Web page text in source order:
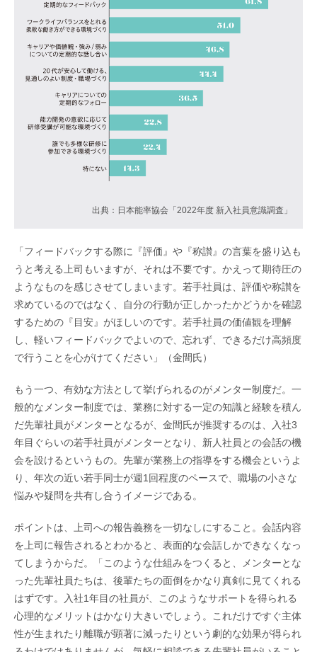
出典：日本能率協会「2022年度 新入社員意識調査」
「フィードバックする際に『評価』や『称讃』の言葉を盛り込も
うと考える上司もいますが、それは不要です。かえって期待圧の
ようなものを感じさせてしまいます。若手社員は、評価や称讃を
求めているのではなく、自分の行動が正しかったかどうかを確認
するための『目安』がほしいのです。若手社員の価値観を理解
し、軽いフィードバックでよいので、忘れず、できるだけ高頻度
で行うことを心がけてください」（金間氏）
もう一つ、有効な方法として挙げられるのがメンター制度だ。一
般的なメンター制度では、業務に対する一定の知識と経験を積ん
だ先輩社員がメンターとなるが、金間氏が推奨するのは、入社3
年目ぐらいの若手社員がメンターとなり、新人社員との会話の機
会を設けるというもの。先輩が業務上の指導をする機会というよ
り、年次の近い若手同士が週1回程度のペースで、職場の小さな
悩みや疑問を共有し合うイメージである。
ポイントは、上司への報告義務を一切なしにすること。会話内容
を上司に報告されるとわかると、表面的な会話しかできなくなっ
てしまうからだ。「このような仕組みをつくると、メンターとな
った先輩社員たちは、後輩たちの面倒をかなり真剣に見てくれる
はずです。入社1年目の社員が、このようなサポートを得られる
心理的なメリットはかなり大きいでしょう。これだけですぐ主体
性が生まれたり離職が顕著に減ったりという劇的な効果が得られ